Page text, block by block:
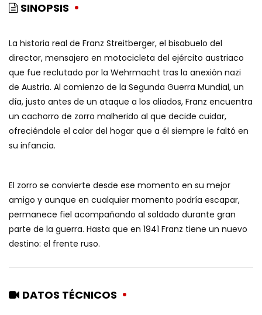
SINOPSIS
La historia real de Franz Streitberger, el bisabuelo del
director, mensajero en motocicleta del ejército austriaco
que fue reclutado por la Wehrmacht tras la anexión nazi
de Austria. Al comienzo de la Segunda Guerra Mundial, un
día, justo antes de un ataque a los aliados, Franz encuentra
un cachorro de zorro malherido al que decide cuidar,
ofreciéndole el calor del hogar que a él siempre le faltó en
su infancia.
El zorro se convierte desde ese momento en su mejor
amigo y aunque en cualquier momento podría escapar,
permanece fiel acompañando al soldado durante gran
parte de la guerra. Hasta que en 1941 Franz tiene un nuevo
destino: el frente ruso.
DATOS TÉCNICOS